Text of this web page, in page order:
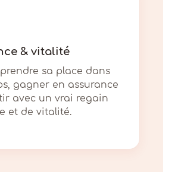
& vitalité
sa place dans
gagner en assurance
avec un vrai regain
et de vitalité.